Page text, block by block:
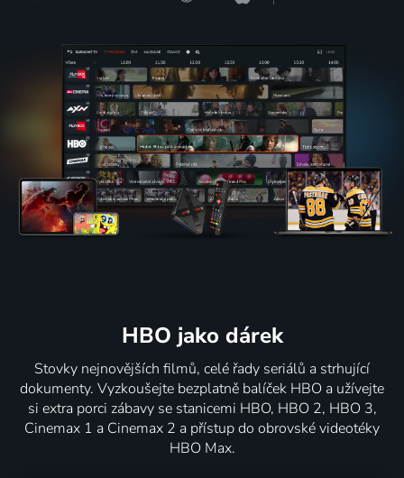
HBO jako dárek
Stovky nejnovějších filmů, celé řady seriálů a strhující
dokumenty. Vyzkoušejte bezplatně balíček HBO a užívejte
si extra porci zábavy se stanicemi HBO, HBO 2, HBO 3,
Cinemax 1 a Cinemax 2 a přístup do obrovské videotéky
HBO Max.